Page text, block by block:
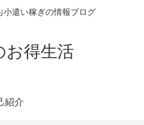
遣い稼ぎの情報ブログ
お得生活
紹介